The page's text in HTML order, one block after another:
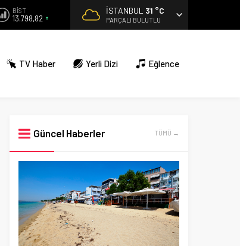
BİST
13.798,82
İSTANBUL 31 °C
PARÇALI BULUTLU
TV Haber Yerli Dizi Eğlence
Güncel Haberler TÜMÜ →